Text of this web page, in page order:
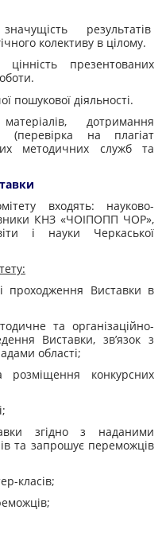
результатів
колективу в цілому.
презентованих
пошукової діяльності.
дотримання
(перевірка на плагіат
методичних служб та
входять: науково-
КНЗ «ЧОІПОПП ЧОР»,
і науки Черкаської
Виставки в
та організаційно-
Виставки, зв’язок з
області;
конкурсних
згідно з наданими
та запрошує переможців
класів;